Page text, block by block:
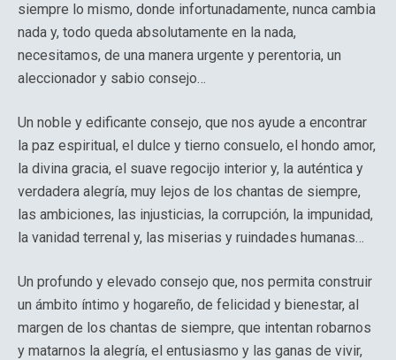
siempre lo mismo, donde infortunadamente, nunca cambia
nada y, todo queda absolutamente en la nada,
necesitamos, de una manera urgente y perentoria, un
aleccionador y sabio consejo…
Un noble y edificante consejo, que nos ayude a encontrar
la paz espiritual, el dulce y tierno consuelo, el hondo amor,
la divina gracia, el suave regocijo interior y, la auténtica y
verdadera alegría, muy lejos de los chantas de siempre,
las ambiciones, las injusticias, la corrupción, la impunidad,
la vanidad terrenal y, las miserias y ruindades humanas…
Un profundo y elevado consejo que, nos permita construir
un ámbito íntimo y hogareño, de felicidad y bienestar, al
margen de los chantas de siempre, que intentan robarnos
y matarnos la alegría, el entusiasmo y las ganas de vivir,